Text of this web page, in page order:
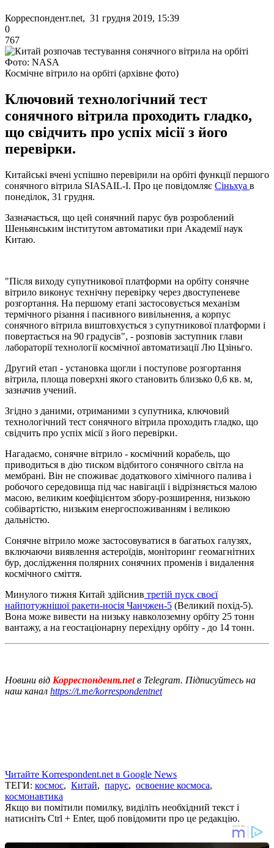
Корреспондент.net, 31 грудня 2019, 15:39
0
767
Фото: NASA
Космічне вітрило на орбіті (архівне фото)
Ключовий технологічний тест
сонячного вітрила проходить гладко,
що свідчить про успіх місії з його
перевірки.
Китайські вчені успішно перевірили на орбіті функції першого
сонячного вітрила SIASAIL-I. Про це повідомляє Сіньхуа в
понеділок, 31 грудня.
Зазначається, що цей сонячний парус був розроблений
Шеньянським інститутом автоматики при Академії наук
Китаю.
"Після виходу супутникової платформи на орбіту сонячне
вітрило виконує технічну перевірку через двоступеневе
розгортання. На першому етапі застосовується механізм
термічного різання і пасивного вивільнення, а корпус
сонячного вітрила виштовхується з супутникової платформи і
повертається на 90 градусів", - розповів заступник глави
лабораторії технології космічної автоматизації Лю Цзіньго.
Другий етап - установка щогли і поступове розгортання
вітрила, площа поверхні якого становить близько 0,6 кв. м,
зазначив учений.
Згідно з даними, отриманими з супутника, ключовий
технологічний тест сонячного вітрила проходить гладко, що
свідчить про успіх місії з його перевірки.
Нагадаємо, сонячне вітрило - космічний корабель, що
приводиться в дію тиском відбитого сонячного світла на
мембрані. Він не споживає додаткового хімічного палива і
робочого середовища під час навігації і відрізняється малою
масою, великим коефіцієнтом збору-розширення, низькою
собівартістю, низьким енергоспоживанням і великою
дальністю.
Сонячне вітрило може застосовуватися в багатьох галузях,
включаючи виявлення астероїдів, моніторинг геомагнітних
бур, дослідження полярних сонячних променів і видалення
космічного сміття.
Минулого тижня Китай здійснив третій пуск своєї
найпотужнішої ракети-носія Чанчжен-5 (Великий похід-5).
Вона може вивести на низьку навколоземну орбіту 25 тонн
вантажу, а на геостаціонарну перехідну орбіту - до 14 тонн.
Новини від Корреспондент.netв Telegram. Підписуйтесь на
наш канал https://t.me/korrespondentnet
Читайте Korrespondent.net в Google News
ТЕГИ: космос, Китай, парус, освоение космоса,
космонавтика
Якщо ви помітили помилку, виділіть необхідний текст і
натисніть Ctrl + Enter, щоб повідомити про це редакцію.